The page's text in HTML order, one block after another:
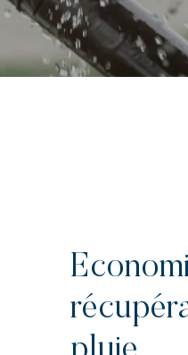
pluie